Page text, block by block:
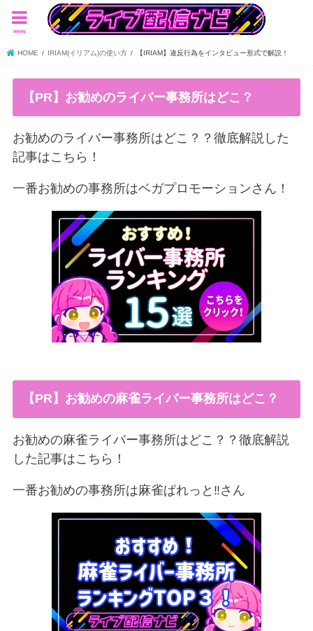
menu
HOME IRIAM(イリアム)の使い方 【IRIAM】違反行為をインタビュー形式で解説！
【PR】お勧めのライバー事務所はどこ？
お勧めのライバー事務所はどこ？？徹底解説した
記事はこちら！
一番お勧めの事務所はベガプロモーションさん！
【PR】お勧めの麻雀ライバー事務所はどこ？
お勧めの麻雀ライバー事務所はどこ？？徹底解説
した記事はこちら！
一番お勧めの事務所は麻雀ぱれっと‼︎さん